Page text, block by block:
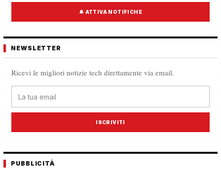
🔔 ATTIVA NOTIFICHE
NEWSLETTER
Ricevi le migliori notizie tech direttamente via email.
ISCRIVITI
PUBBLICITÀ